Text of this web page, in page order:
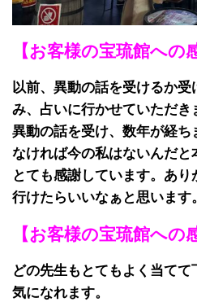
【お客様の宝琉館への
以前、異動の話を受けるか
み、占いに⾏かせていただき
異動の話を受け、数年が経
なければ今の私はないんだと
とても感謝しています。あ
⾏けたらいいなぁと思います。
【お客様の宝琉館への
どの先⽣もとてもよく当て
気になれます。